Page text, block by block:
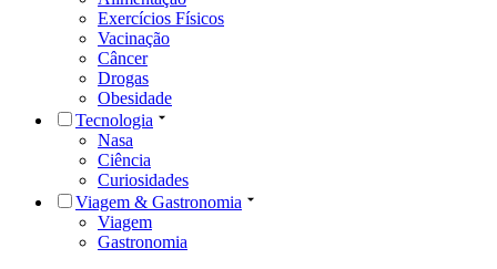
Exercícios Físicos
Vacinação
Câncer
Drogas
Obesidade
Tecnologia
Nasa
Ciência
Curiosidades
Viagem & Gastronomia
Viagem
Gastronomia